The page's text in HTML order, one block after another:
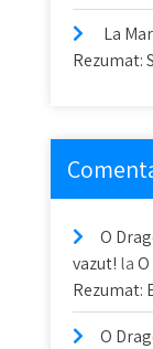
La
Rezumat:
O
vazut! la
Rezumat:
O